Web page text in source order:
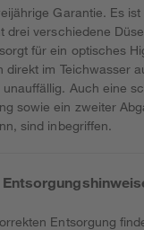
Garantie. Es
drei verschiedene
für ein optisches
direkt im Teichwasser
Auch eine
sowie ein zweiter
sind inbegriffen.
Entsorgung